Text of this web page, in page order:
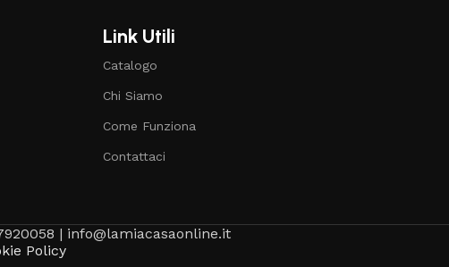
Link Utili
Catalogo
Chi Siamo
Come Funziona
Contattaci
| info@lamiacasaonline.it
Policy